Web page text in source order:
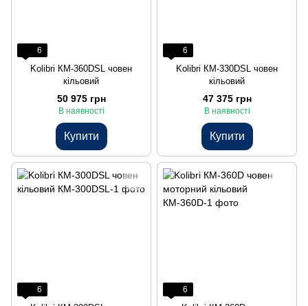
6
Kolibri КМ-360DSL човен
кільовий
50 975 грн
В наявності
Купити
6
Kolibri КМ-330DSL човен
кільовий
47 375 грн
В наявності
Купити
6 6